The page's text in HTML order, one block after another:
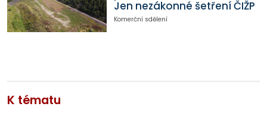
Jen nezákonné šetření ČIŽP
Komerční sdělení
K tématu